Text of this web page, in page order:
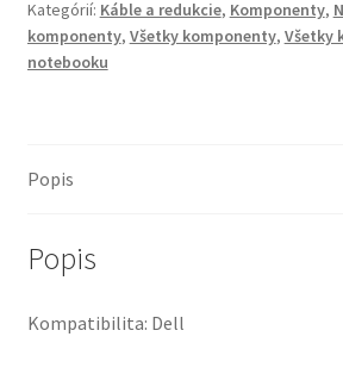
Latitude
5300,
(PN:
Kategórií: Káble a redukcie, Komponenty,
komponenty, Všetky komponenty, Všetky
notebooku
Popis
Popis
Kompatibilita: Dell